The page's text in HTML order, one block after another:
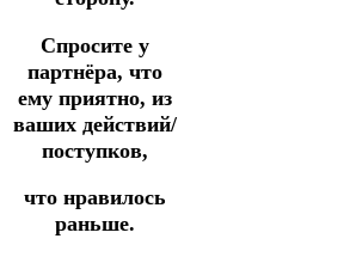
Спросите у
партнёра, что
ему приятно, из
ваших действий/
поступков,
что нравилось
раньше.